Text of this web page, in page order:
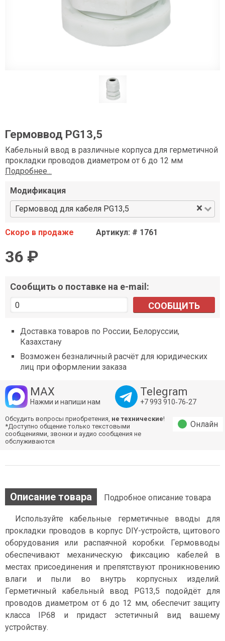
Гермоввод PG13,5
Кабельный ввод в различные корпуса для герметичной
прокладки проводов диаметром от 6 до 12 мм
Подробнее...
Модификация
Гермоввод для кабеля PG13,5
×
Скоро в продаже Артикул: # 1761
36 ₽
Сообщить о поставке на e-mail:
СООБЩИТЬ
Доставка товаров по России, Белоруссии,
Казахстану
Возможен безналичный расчёт для юридических
лиц при оформлении заказа
MAX
Нажми и напиши нам
Telegram
+7 993 910‑76‑27
Обсудить вопросы приобретения, не технические!
*Доступно общение только текстовыми
сообщениями, звонки и аудио сообщения не
обслуживаются
Онлайн
Описание товара Подробное описание товара
Используйте кабельные герметичные вводы для
прокладки проводов в корпус DIY-устройств, щитового
оборудования или распаячной коробки. Гермовводы
обеспечивают механическую фиксацию кабелей в
местах присоединения и препятствуют проникновению
влаги и пыли во внутрь корпусных изделий.
Герметичный кабельный ввод PG13,5 подойдёт для
проводов диаметром от 6 до 12 мм, обеспечит защиту
класса IP68 и придаст эстетичный вид вашему
устройству.